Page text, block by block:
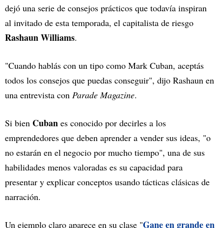
dejó una serie de consejos prácticos que todavía inspiran
al invitado de esta temporada, el capitalista de riesgo
Rashaun Williams.
"Cuando hablás con un tipo como Mark Cuban, aceptás
todos los consejos que puedas conseguir", dijo Rashaun en
una entrevista con Parade Magazine.
Si bien Cuban es conocido por decirles a los
emprendedores que deben aprender a vender sus ideas, "o
no estarán en el negocio por mucho tiempo", una de sus
habilidades menos valoradas es su capacidad para
presentar y explicar conceptos usando tácticas clásicas de
narración.
Un ejemplo claro aparece en su clase "Gane en grande en